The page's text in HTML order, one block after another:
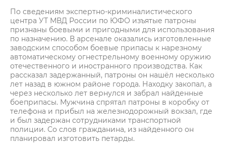
По сведениям экспертно-криминалистического
центра УТ МВД России по ЮФО изъятые патроны
признаны боевыми и пригодными для использования
по назначению. В арсенале оказались изготовленные
заводским способом боевые припасы к нарезному
автоматическому огнестрельному военному оружию
отечественного и иностранного производства. Как
рассказал задержанный, патроны он нашёл несколько
лет назад в южном районе города. Находку закопал, а
через несколько лет вернулся и забрал найденные
боеприпасы. Мужчина спрятал патроны в коробку от
телефона и прибыл на железнодорожный вокзал, где
и был задержан сотрудниками транспортной
полиции. Со слов гражданина, из найденного он
планировал изготовить петарды.